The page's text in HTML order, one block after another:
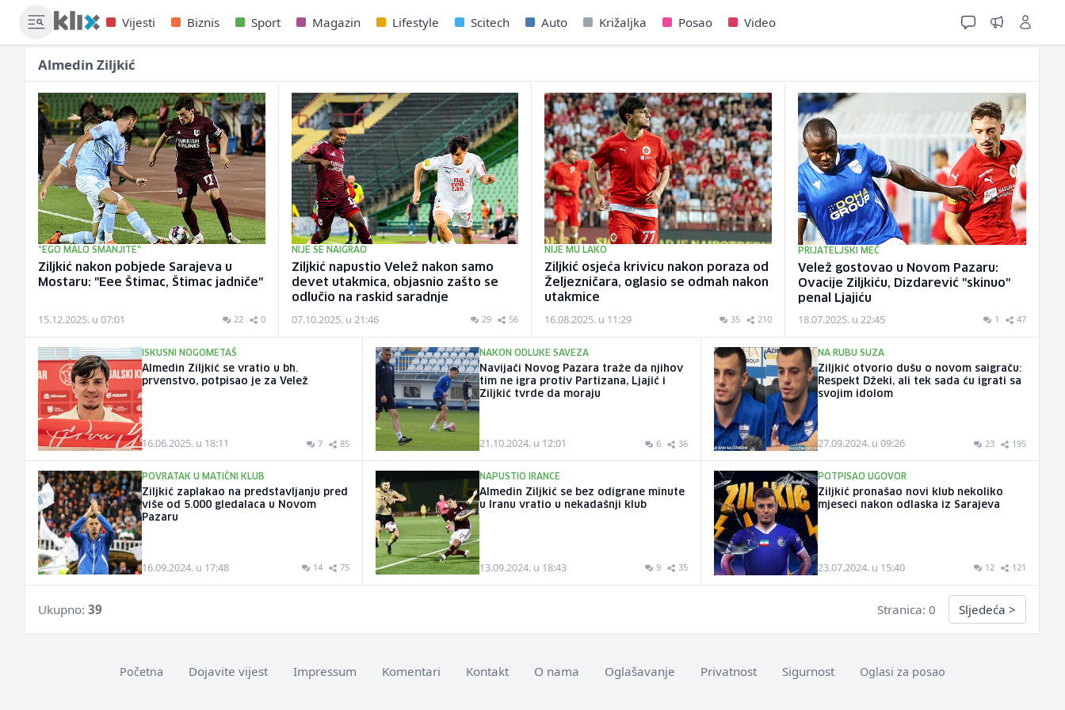
Vijesti Biznis Sport Magazin Lifestyle Scitech Auto Križaljka Posao Video
Almedin Ziljkić
"EGO MALO SMANJITE"
Ziljkić nakon pobjede Sarajeva u
Mostaru: "Eee Štimac, Štimac jadniče"
15.12.2025. u 07:01 22 0
NIJE SE NAIGRAO
Ziljkić napustio Velež nakon samo
devet utakmica, objasnio zašto se
odlučio na raskid saradnje
07.10.2025. u 21:46 29 56
NIJE MU LAKO
Ziljkić osjeća krivicu nakon poraza od
Željezničara, oglasio se odmah nakon
utakmice
16.08.2025. u 11:29 35 210
PRIJATELJSKI MEČ
Velež gostovao u Novom Pazaru:
Ovacije Ziljkiću, Dizdarević "skinuo"
penal Ljajiću
18.07.2025. u 22:45 1 47
ISKUSNI NOGOMETAŠ
Almedin Ziljkić se vratio u bh.
prvenstvo, potpisao je za Velež
16.06.2025. u 18:11 7 85
NAKON ODLUKE SAVEZA
Navijači Novog Pazara traže da njihov
tim ne igra protiv Partizana, Ljajić i
Ziljkić tvrde da moraju
21.10.2024. u 12:01 6 36
NA RUBU SUZA
Ziljkić otvorio dušu o novom saigraču:
Respekt Džeki, ali tek sada ću igrati sa
svojim idolom
27.09.2024. u 09:26 23 195
POVRATAK U MATIČNI KLUB
Ziljkić zaplakao na predstavljanju pred
više od 5.000 gledalaca u Novom
Pazaru
16.09.2024. u 17:48 14 75
NAPUSTIO IRANCE
Almedin Ziljkić se bez odigrane minute
u Iranu vratio u nekadašnji klub
13.09.2024. u 18:43 9 35
POTPISAO UGOVOR
Ziljkić pronašao novi klub nekoliko
mjeseci nakon odlaska iz Sarajeva
23.07.2024. u 15:40 12 121
Ukupno: 39 Stranica: 0 Sljedeća >
Početna Dojavite vijest Impressum Komentari Kontakt O nama Oglašavanje Privatnost Sigurnost Oglasi za posao